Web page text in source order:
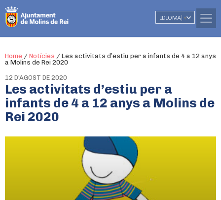
IDIOMA ▼
Home / Notícies / Les activitats d’estiu per a infants de 4 a 12 anys
a Molins de Rei 2020
12 D'AGOST DE 2020
Les activitats d’estiu per a
infants de 4 a 12 anys a Molins de
Rei 2020